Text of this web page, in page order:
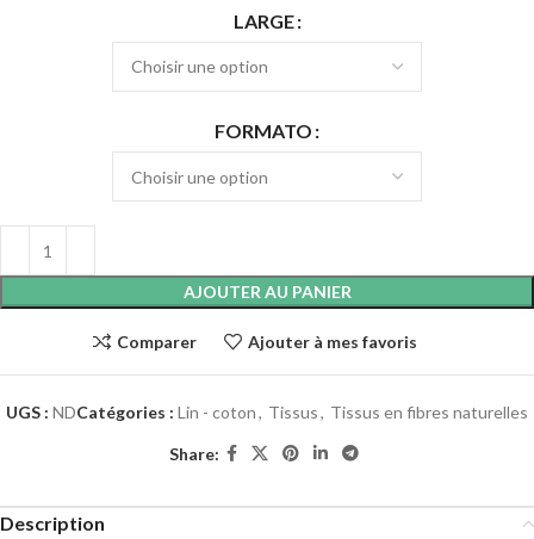
LARGE
FORMATO
AJOUTER AU PANIER
Comparer Ajouter à mes favoris
UGS : NDCatégories : Lin - coton, Tissus, Tissus en fibres naturelles
Share:
Description